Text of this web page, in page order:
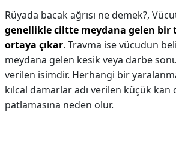
Rüyada bacak ağrısı ne demek?,
genellikle ciltte meydana gelen bir
ortaya çıkar. Travma ise vücudun
meydana gelen kesik veya darbe
verilen isimdir. Herhangi bir
kılcal damarlar adı verilen küçük kan
patlamasına neden olur.